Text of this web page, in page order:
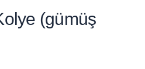
(gümüş